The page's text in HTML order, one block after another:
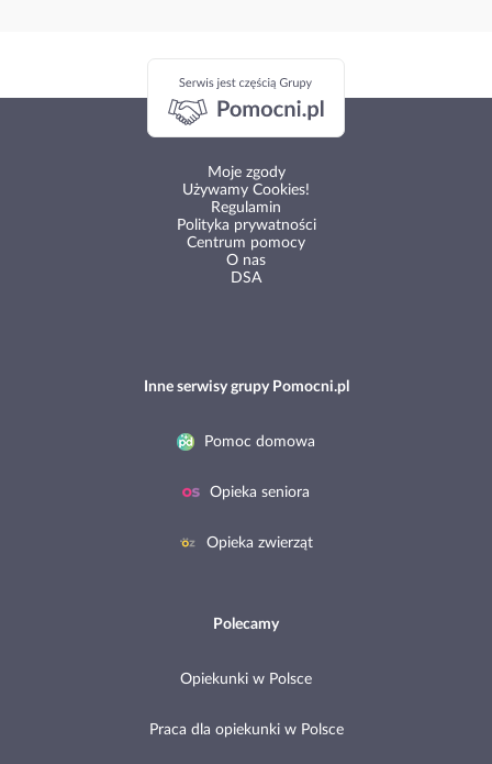
Moje zgody
Używamy Cookies!
Regulamin
Polityka prywatności
Centrum pomocy
O nas
DSA
Inne serwisy grupy Pomocni.pl
Pomoc domowa
Opieka seniora
Opieka zwierząt
Polecamy
Opiekunki w Polsce
Praca dla opiekunki w Polsce